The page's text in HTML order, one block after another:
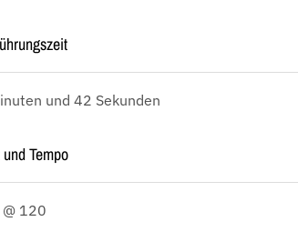
und 42 Sekunden
Tempo
120